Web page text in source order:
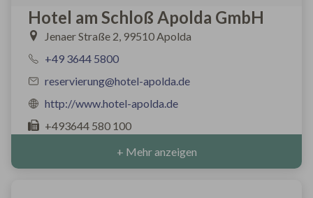
Hotel am Schloß Apolda GmbH
Jenaer Straße 2, 99510 Apolda
+49 3644 5800
reservierung@hotel-apolda.de
http://www.hotel-apolda.de
+493644 580 100
+ Mehr anzeigen